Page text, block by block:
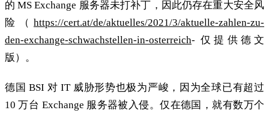
的 MS Exchange 服务器未打补丁，因此仍存在重大安全风
险（ https://cert.at/de/aktuelles/2021/3/aktuelle-zahlen-zu-
den-exchange-schwachstellen-in-osterreich- 仅提供德文
版）。
德国 BSI 对 IT 威胁形势也极为严峻，因为全球已有超过
10 万台 Exchange 服务器被入侵。仅在德国，就有数万个